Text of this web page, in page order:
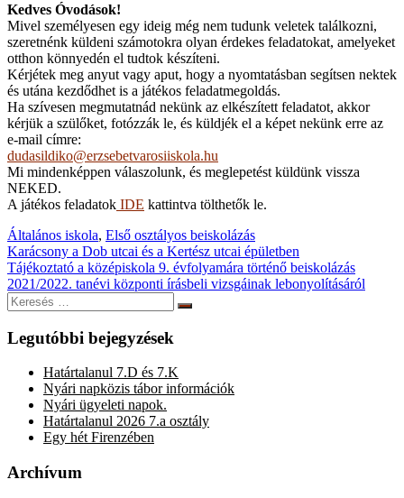
Kedves Óvodások!
Mivel személyesen egy ideig még nem tudunk veletek találkozni,
szeretnénk küldeni számotokra olyan érdekes feladatokat, amelyeket
otthon könnyedén el tudtok készíteni.
Kérjétek meg anyut vagy aput, hogy a nyomtatásban segítsen nektek
és utána kezdődhet is a játékos feladatmegoldás.
Ha szívesen megmutatnád nekünk az elkészített feladatot, akkor
kérjük a szülőket, fotózzák le, és küldjék el a képet nekünk erre az
e-mail címre:
dudasildiko@erzsebetvarosiiskola.hu
Mi mindenképpen válaszolunk, és meglepetést küldünk vissza
NEKED.
A játékos feladatok IDE kattintva tölthetők le.
Általános iskola, Első osztályos beiskolázás
Bejegyzés
navigáció
Karácsony a Dob utcai és a Kertész utcai épületben
Tájékoztató a középiskola 9. évfolyamára történő beiskolázás
2021/2022. tanévi központi írásbeli vizsgáinak lebonyolításáról
Keresés:
Keresés
Legutóbbi bejegyzések
Határtalanul 7.D és 7.K
Nyári napközis tábor információk
Nyári ügyeleti napok.
Határtalanul 2026 7.a osztály
Egy hét Firenzében
Archívum